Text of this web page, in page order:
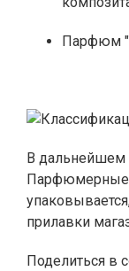
Парфюм
В дальнейшем
Парфюмерные
прилавки
Поделиться в